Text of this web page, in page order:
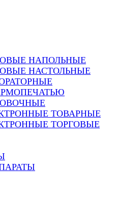
НАПОЛЬНЫЕ
НАСТОЛЬНЫЕ
ТОВАРНЫЕ
ТОРГОВЫЕ